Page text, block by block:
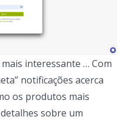
interessante … Com
notificações acerca
os produtos mais
sobre um